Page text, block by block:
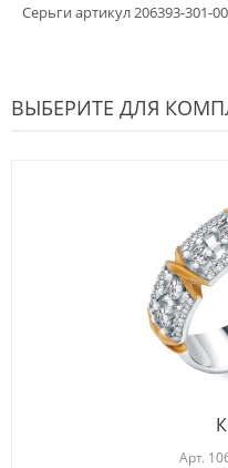
Серьги артикул 206393-301-
ВЫБЕРИТЕ ДЛЯ
Арт.